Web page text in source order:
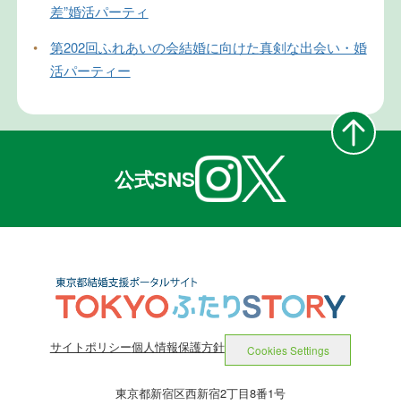
差”婚活パーティ
•
第202回ふれあいの会結婚に向けた真剣な出会い・婚
活パーティー
公式SNS
サイトポリシー個人情報保護方針 Cookies Settings
東京都新宿区西新宿2丁目8番1号